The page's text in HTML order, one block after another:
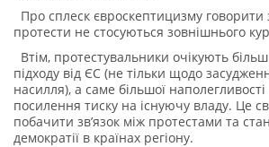
Про сплеск євроскептицизму говорити
протести не стосуються зовнішнього
Втім, протестувальники очікують
підходу від ЄС (не тільки щодо
насилля), а саме більшої
посилення тиску на існуючу владу. Це
побачити зв’язок між протестами та
демократії в країнах регіону.